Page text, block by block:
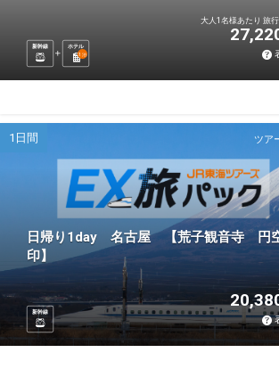
新幹線
ホテル
1 泊
大人1名様あたり 旅
ツア
1日間
日帰り1day 名古屋 【荒子観音寺 円
印】
新幹線